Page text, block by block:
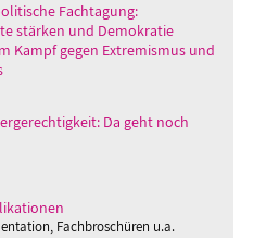
Fachtagung:
stärken und Demokratie
Kampf gegen Extremismus und
Da geht noch
Fachbroschüren u.a.